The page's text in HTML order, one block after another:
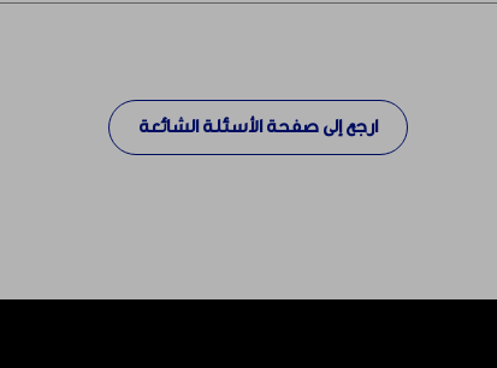
ارجع إلى صفحة الأسئلة الشائعة